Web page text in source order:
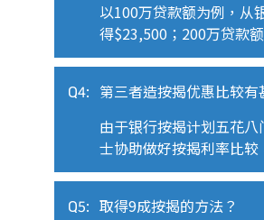
以100万贷款额为例，从
得$23,500 ； 200万贷款
Q4: 第三者造按揭优惠比较有
由于银行按揭计划五花
士协助做好按揭利率比较
Q5: 取得9成按揭的方法？